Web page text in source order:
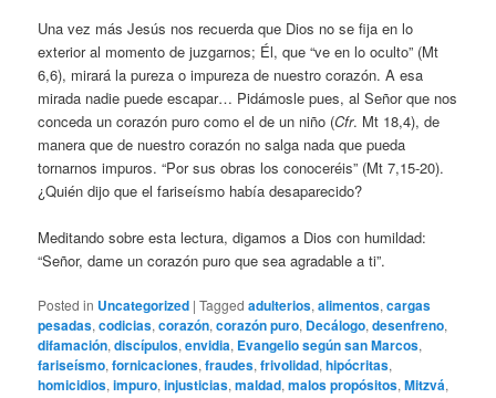
Una vez más Jesús nos recuerda que Dios no se fija en lo
exterior al momento de juzgarnos; Él, que “ve en lo oculto” (Mt
6,6), mirará la pureza o impureza de nuestro corazón. A esa
mirada nadie puede escapar… Pidámosle pues, al Señor que nos
conceda un corazón puro como el de un niño (Cfr. Mt 18,4), de
manera que de nuestro corazón no salga nada que pueda
tornarnos impuros. “Por sus obras los conoceréis” (Mt 7,15-20).
¿Quién dijo que el fariseísmo había desaparecido?
Meditando sobre esta lectura, digamos a Dios con humildad:
“Señor, dame un corazón puro que sea agradable a ti”.
Posted in Uncategorized |Tagged adulterios,alimentos,cargas
pesadas,codicias,corazón,corazón puro, Decálogo,desenfreno,
difamación,discípulos,envidia, Evangelio según san Marcos,
fariseísmo,fornicaciones,fraudes,frivolidad,hipócritas,
homicidios,impuro,injusticias,maldad,malos propósitos,Mitzvá,